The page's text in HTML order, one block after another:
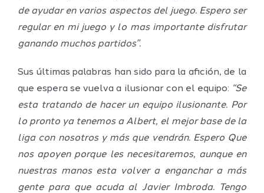
de ayudar en varios aspectos del juego. Espero ser
regular en mi juego y lo mas importante disfrutar
ganando muchos partidos”.
Sus últimas palabras han sido para la afición, de la
que espera se vuelva a ilusionar con el equipo: “Se
esta tratando de hacer un equipo ilusionante. Por
lo pronto ya tenemos a Albert, el mejor base de la
liga con nosotros y más que vendrán. Espero Que
nos apoyen porque les necesitaremos, aunque en
nuestras manos esta volver a enganchar a más
gente para que acuda al Javier Imbroda. Tengo